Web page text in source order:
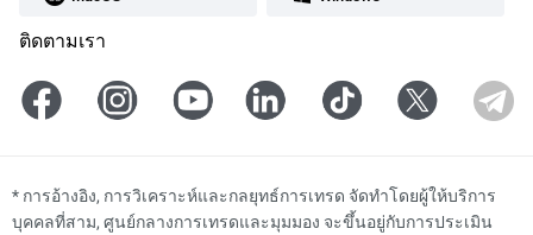
ติดตามเรา
* การอ้างอิง, การวิเคราะห์และกลยุทธ์การเทรด จัดทำโดยผู้ให้บริการ
บุคคลที่สาม, ศูนย์กลางการเทรดและมุมมอง จะขึ้นอยู่กับการประเมิน